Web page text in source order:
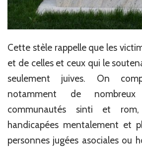
Cette stèle rappelle que les
et de celles et ceux qui le
seulement juives. On
notamment de
communautés sinti et
handicapées mentalement et
personnes jugées asociales ou